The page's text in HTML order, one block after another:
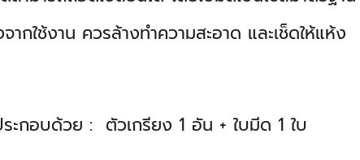
ากใช้งาน ควรล้างทำความสะอาด และเช็ดให้แห้ง
ะกอบด้วย : ตัวเกรียง 1 อัน + ใบมีด 1 ใบ